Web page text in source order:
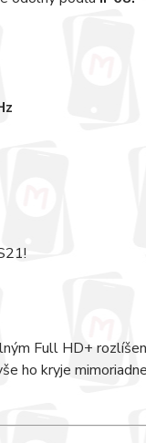
Full HD+
ho kryje